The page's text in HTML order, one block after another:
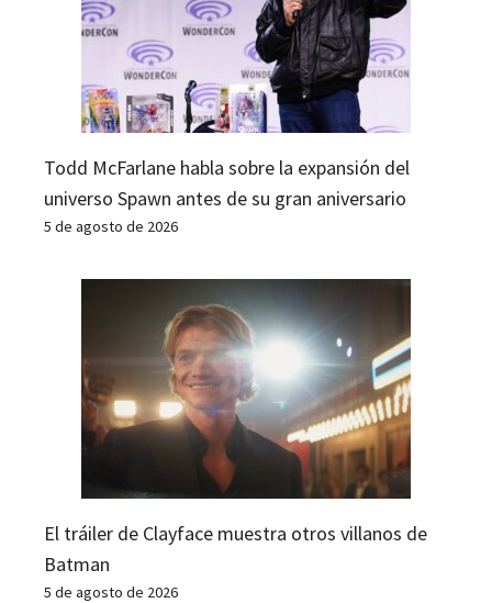
Todd McFarlane habla sobre la expansión del
universo Spawn antes de su gran aniversario
5 de agosto de 2026
El tráiler de Clayface muestra otros villanos de
Batman
5 de agosto de 2026